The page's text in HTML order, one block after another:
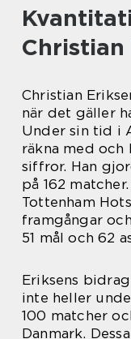
Christian
när det gäller
Under sin tid i
räkna med
siffror. Han
på 162
Tottenham
framgångar
51 mål och 62
Eriksens
inte heller
100 matcher
Danmark.